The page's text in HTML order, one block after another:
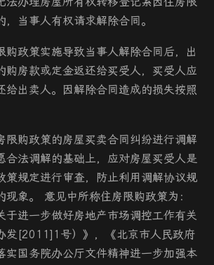
，当事人有权请求解除合同。
购政策实施导致当事人解除合同后，出
购房款或定金返还给买受人，买受人应
给出卖人。因解除合同造成的损失按照
限购政策的房屋买卖合同纠纷进行调解
合法调解的基础上，应对房屋买受人是
策规定进行审查，防止利用调解协议规
现象。 意见中所称住房限购政策为：
于进一步做好房地产市场调控工作有关
发[2011]1号）》，《北京市人民政府
实国务院办公厅文件精神进一步加强本